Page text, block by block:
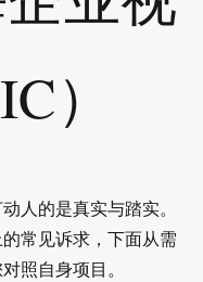
）
人的是真实与踏实。
常见诉求，下面从需
照自身项目。